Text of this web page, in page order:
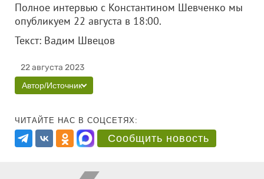
Полное интервью с Константином Шевченко мы
опубликуем 22 августа в 18:00.
Текст: Вадим Швецов
22 августа 2023
Автор/Источник
ЧИТАЙТЕ НАС В СОЦСЕТЯХ:
Сообщить новость